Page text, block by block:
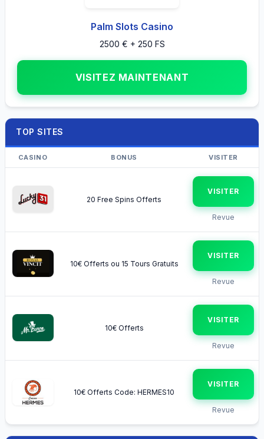
Palm Slots Casino
2500 € + 250 FS
VISITEZ MAINTENANT
TOP SITES
CASINO BONUS VISITER
20 Free Spins Offerts
VISITER
Revue
10€ Offerts ou 15 Tours Gratuits
VISITER
Revue
10€ Offerts
VISITER
Revue
10€ Offerts Code: HERMES10
VISITER
Revue